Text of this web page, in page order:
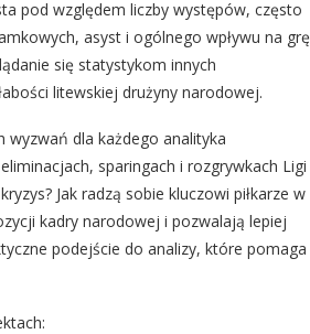
pod względem liczby występów, często
asyst i ogólnego wpływu na grę
się statystykom innych
litewskiej drużyny narodowej.
dla każdego analityka
sparingach i rozgrywkach Ligi
Jak radzą sobie kluczowi piłkarze w
kadry narodowej i pozwalają lepiej
podejście do analizy, które pomaga